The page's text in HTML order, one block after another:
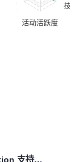
支持增